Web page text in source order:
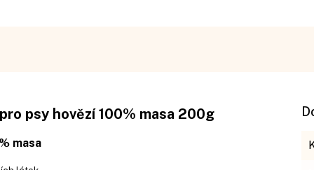
psy hovězí 100% masa 200g
masa